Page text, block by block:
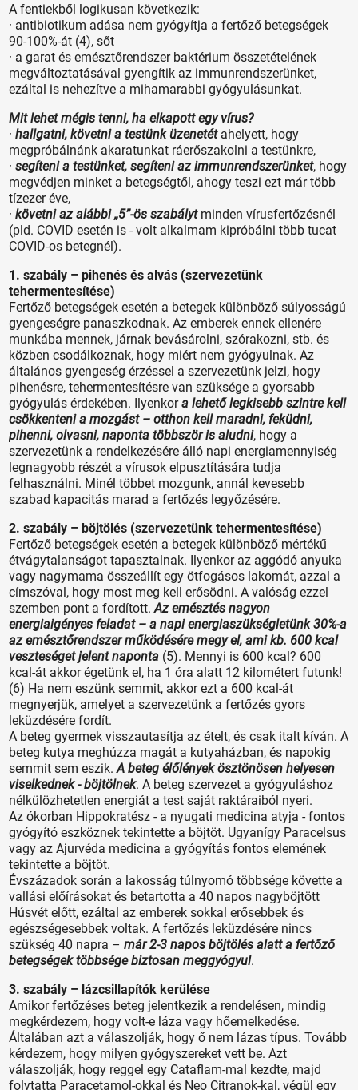
A fentiekből logikusan következik:
· antibiotikum adása nem gyógyítja a fertőző betegségek
90-100%-át (4), sőt
· a garat és emésztőrendszer baktérium összetételének
megváltoztatásával gyengítik az immunrendszerünket,
ezáltal is nehezítve a mihamarabbi gyógyulásunkat.
Mit lehet mégis tenni, ha elkapott egy vírus?
·hallgatni, követni a testünk üzenetét ahelyett, hogy
megpróbálnánk akaratunkat ráerőszakolni a testünkre,
·segíteni a testünket, segíteni az immunrendszerünket, hogy
megvédjen minket a betegségtől, ahogy teszi ezt már több
tízezer éve,
·követni az alábbi „5”-ös szabálytminden vírusfertőzésnél
(pld. COVID esetén is - volt alkalmam kipróbálni több tucat
COVID-os betegnél).
1. szabály – pihenés és alvás (szervezetünk
tehermentesítése)
Fertőző betegségek esetén a betegek különböző súlyosságú
gyengeségre panaszkodnak. Az emberek ennek ellenére
munkába mennek, járnak bevásárolni, szórakozni, stb. és
közben csodálkoznak, hogy miért nem gyógyulnak. Az
általános gyengeség érzéssel a szervezetünk jelzi, hogy
pihenésre, tehermentesítésre van szüksége a gyorsabb
gyógyulás érdekében. Ilyenkora lehető legkisebb szintre kell
csökkenteni a mozgást – otthon kell maradni, feküdni,
pihenni, olvasni, naponta többször is aludni, hogy a
szervezetünk a rendelkezésére álló napi energiamennyiség
legnagyobb részét a vírusok elpusztítására tudja
felhasználni. Minél többet mozgunk, annál kevesebb
szabad kapacitás marad a fertőzés legyőzésére.
2. szabály – böjtölés (szervezetünk tehermentesítése)
Fertőző betegségek esetén a betegek különböző mértékű
étvágytalanságot tapasztalnak. Ilyenkor az aggódó anyuka
vagy nagymama összeállít egy ötfogásos lakomát, azzal a
címszóval, hogy most meg kell erősödni. A valóság ezzel
szemben pont a fordított.Az emésztés nagyon
energiaigényes feladat – a napi energiaszükségletünk 30%-a
az emésztőrendszer működésére megy el, ami kb. 600 kcal
veszteséget jelent naponta (5). Mennyi is 600 kcal? 600
kcal-át akkor égetünk el, ha 1 óra alatt 12 kilométert futunk!
(6) Ha nem eszünk semmit, akkor ezt a 600 kcal-át
megnyerjük, amelyet a szervezetünk a fertőzés gyors
leküzdésére fordít.
A beteg gyermek visszautasítja az ételt, és csak italt kíván. A
beteg kutya meghúzza magát a kutyaházban, és napokig
semmit sem eszik.A beteg élőlények ösztönösen helyesen
viselkednek - böjtölnek. A beteg szervezet a gyógyuláshoz
nélkülözhetetlen energiát a test saját raktáraiból nyeri.
Az ókorban Hippokratész - a nyugati medicina atyja - fontos
gyógyító eszköznek tekintette a böjtöt. Ugyanígy Paracelsus
vagy az Ajurvéda medicina a gyógyítás fontos elemének
tekintette a böjtöt.
Évszázadok során a lakosság túlnyomó többsége követte a
vallási előírásokat és betartotta a 40 napos nagyböjtött
Húsvét előtt, ezáltal az emberek sokkal erősebbek és
egészségesebbek voltak. A fertőzés leküzdésére nincs
szükség 40 napra –már 2-3 napos böjtölés alatt a fertőző
betegségek többsége biztosan meggyógyul.
3. szabály – lázcsillapítók kerülése
Amikor fertőzéses beteg jelentkezik a rendelésen, mindig
megkérdezem, hogy volt-e láza vagy hőemelkedése.
Általában azt a válaszolják, hogy ő nem lázas típus. Tovább
kérdezem, hogy milyen gyógyszereket vett be. Azt
válaszolják, hogy reggel egy Cataflam-mal kezdte, majd
folytatta Paracetamol-okkal és Neo Citranok-kal, végül egy